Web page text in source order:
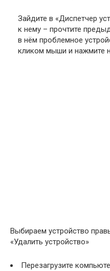
Зайдите в «Диспетчер
к нему – прочтите
в нём проблемное
кликом мыши и нажмите
Выбираем устройство
«Удалить устройство»
Перезагрузите